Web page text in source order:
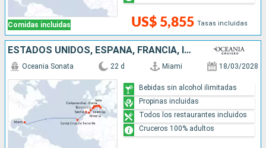
Comidas incluidas US$ 5,855 Tasas incluidas
ESTADOS UNIDOS, ESPAÑA, FRANCIA, ITALIA
Oceania Sonata 22 d Miami 18/03/2028
Bebidas sin alcohol ilimitadas
Propinas incluidas
Todos los restaurantes incluidos
Cruceros 100% adultos